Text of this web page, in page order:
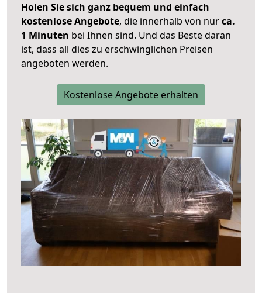
Holen Sie sich ganz bequem und einfach
kostenlose Angebote, die innerhalb von nurca.
1 Minuten bei Ihnen sind. Und das Beste daran
ist, dass all dies zu erschwinglichen Preisen
angeboten werden.
Kostenlose Angebote erhalten